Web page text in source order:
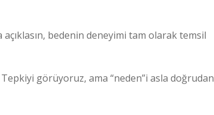
bedenin deneyimi tam olarak temsil
görüyoruz, ama “neden”i asla doğrudan